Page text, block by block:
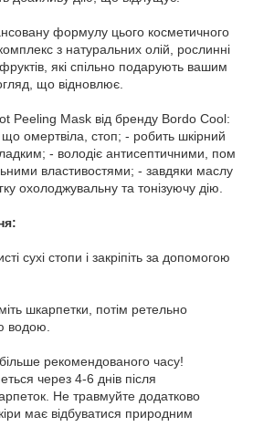
формулу цього косметичного
з натуральних олій, рослинні
які спільно подарують вашим
що відновлює.
Peeling Mask від бренду Bordo Cool:
омертвіла, стоп; - робить шкірний
- володіє антисептичними, пом
властивостями; - завдяки маслу
охолоджувальну та тонізуючу дію.
сухі стопи і закріпіть за допомогою
шкарпетки, потім ретельно
водою.
рекомендованого часу!
через 4-6 днів після
Не травмуйте додатково
має відбуватися природним